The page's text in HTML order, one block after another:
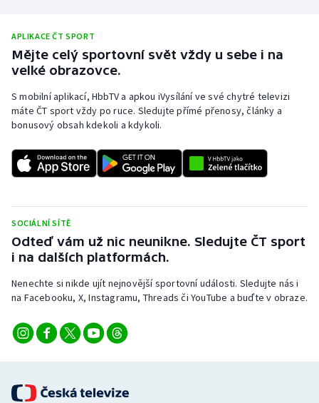
Plážový volejbal
Ragby
Rychlobruslení
Rychlostní kanoistika
Short track
Stolní tenis
Veslování
Vodní slalom
APLIKACE ČT SPORT
Mějte celý sportovní svět vždy u sebe i na
velké obrazovce.
S mobilní aplikací, HbbTV a apkou iVysílání ve své chytré televizi
máte ČT sport vždy po ruce. Sledujte přímé přenosy, články a
bonusový obsah kdekoli a kdykoli.
SOCIÁLNÍ SÍTĚ
Odteď vám už nic neunikne. Sledujte ČT sport
i na dalších platformách.
Nenechte si nikde ujít nejnovější sportovní události. Sledujte nás i
na Facebooku, X, Instagramu, Threads či YouTube a buďte v obraze.